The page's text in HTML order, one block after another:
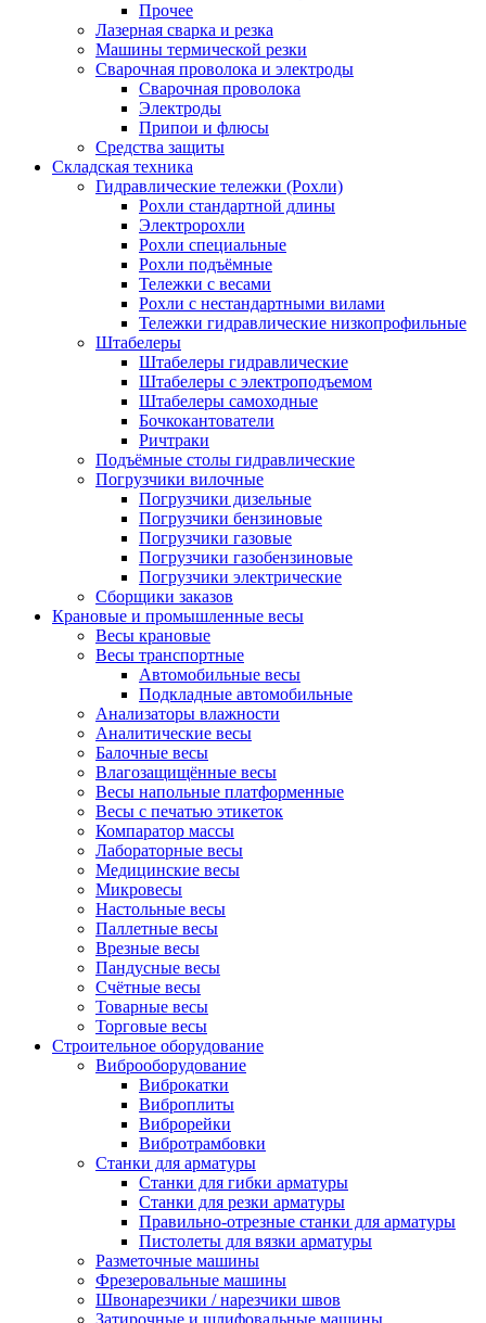
Прочее
Лазерная сварка и резка
Машины термической резки
Сварочная проволока и электроды
Сварочная проволока
Электроды
Припои и флюсы
Средства защиты
Складская техника
Гидравлические тележки (Рохли)
Рохли стандартной длины
Электророхли
Рохли специальные
Рохли подъёмные
Тележки с весами
Рохли с нестандартными вилами
Тележки гидравлические низкопрофильные
Штабелеры
Штабелеры гидравлические
Штабелеры с электроподъемом
Штабелеры самоходные
Бочкокантователи
Ричтраки
Подъёмные столы гидравлические
Погрузчики вилочные
Погрузчики дизельные
Погрузчики бензиновые
Погрузчики газовые
Погрузчики газобензиновые
Погрузчики электрические
Сборщики заказов
Крановые и промышленные весы
Весы крановые
Весы транспортные
Автомобильные весы
Подкладные автомобильные
Анализаторы влажности
Аналитические весы
Балочные весы
Влагозащищённые весы
Весы напольные платформенные
Весы с печатью этикеток
Компаратор массы
Лабораторные весы
Медицинские весы
Микровесы
Настольные весы
Паллетные весы
Врезные весы
Пандусные весы
Счётные весы
Товарные весы
Торговые весы
Строительное оборудование
Виброоборудование
Виброкатки
Виброплиты
Виброрейки
Вибротрамбовки
Станки для арматуры
Станки для гибки арматуры
Станки для резки арматуры
Правильно-отрезные станки для арматуры
Пистолеты для вязки арматуры
Разметочные машины
Фрезеровальные машины
Швонарезчики / нарезчики швов
Затирочные и шлифовальные машины